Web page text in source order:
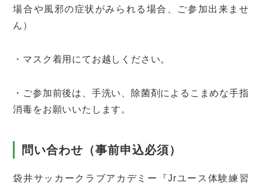
場合や風邪の症状がみられる場合、ご参加出来ませ
ん）
・マスク着用にてお越しください。
・ご参加前後は、手洗い、除菌剤によるこまめな手指
消毒をお願いいたします。
問い合わせ（事前申込必須）
袋井サッカークラブアカデミー『Jrユース体験練習